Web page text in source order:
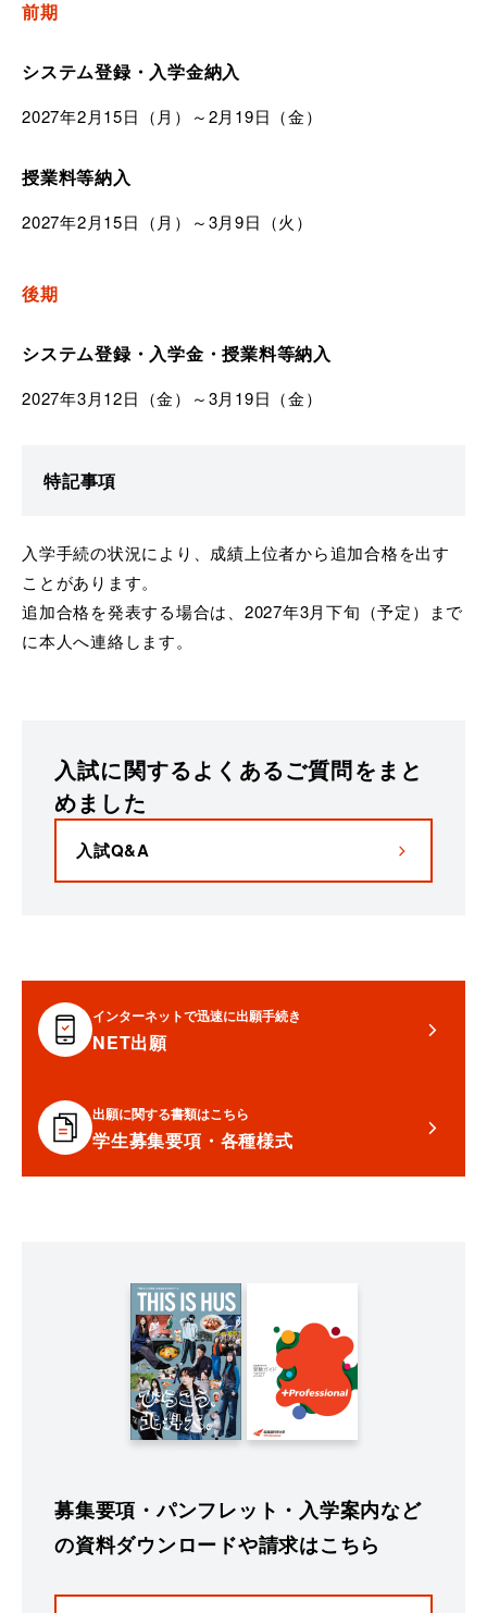
前期
システム登録・入学金納入
2027年2月15日（月）～2月19日（金）
授業料等納入
2027年2月15日（月）～3月9日（火）
後期
システム登録・入学金・授業料等納入
2027年3月12日（金）～3月19日（金）
特記事項
入学手続の状況により、成績上位者から追加合格を出す
ことがあります。
追加合格を発表する場合は、2027年3月下旬（予定）まで
に本人へ連絡します。
入試に関するよくあるご質問をまと
めました
入試Q&A
インターネットで迅速に出願手続き
NET出願
出願に関する書類はこちら
学生募集要項・各種様式
募集要項・パンフレット・入学案内など
の資料ダウンロードや請求はこちら